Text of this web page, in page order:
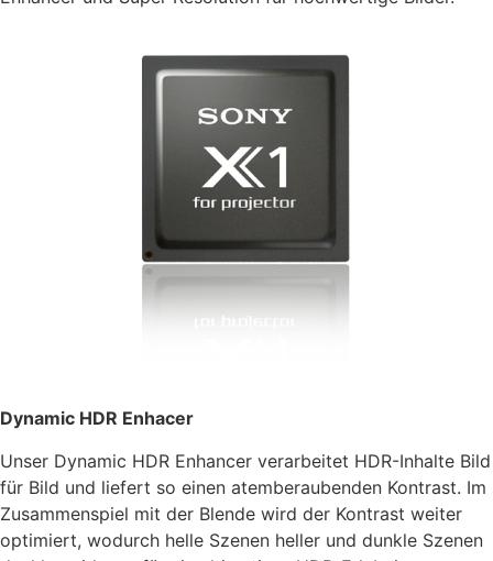
Dynamic HDR Enhacer
Unser Dynamic HDR Enhancer verarbeitet HDR-Inhalte Bild
für Bild und liefert so einen atemberaubenden Kontrast. Im
Zusammenspiel mit der Blende wird der Kontrast weiter
optimiert, wodurch helle Szenen heller und dunkle Szenen